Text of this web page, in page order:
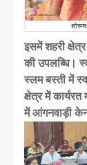
इसमें शहरी
की उपलब्धि।
स्लम बस्ती में
क्षेत्र में कार्यरत
में आंगनवाड़ी